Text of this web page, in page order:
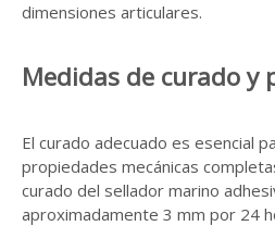
dimensiones articulares.
Medidas de curado y
El curado adecuado es esencial
propiedades mecánicas
curado del sellador marino
aproximadamente 3 mm por 24